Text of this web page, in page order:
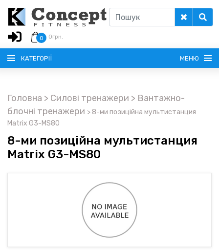
0 0грн.
КАТЕГОРІЇ МЕНЮ
РУССКИЙ
ГОЛОВНА
ДОСТАВКА
Головна > Силові тренажери > Вантажно-
блочні тренажери > 8-ми позиційна мультистанция
Matrix G3-MS80
8-ми позиційна мультистанция
Matrix G3-MS80